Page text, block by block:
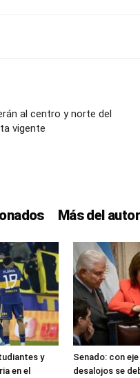
al centro y norte del
vigente
Más del autor
y
en el
Senado: con
desalojos se